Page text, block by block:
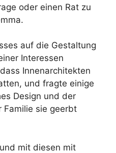
oder einen Rat zu
auf die Gestaltung
Interessen
Innenarchitekten
und fragte einige
Design und der
Familie sie geerbt
mit diesen mit